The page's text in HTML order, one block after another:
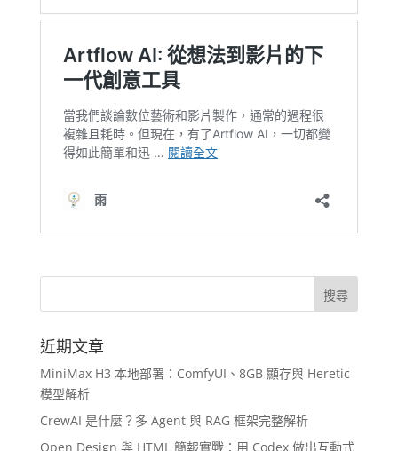
近期文章
MiniMax H3 本地部署：ComfyUI、8GB 顯存與 Heretic
模型解析
CrewAI 是什麼？多 Agent 與 RAG 框架完整解析
Open Design 與 HTML 簡報實戰：用 Codex 做出互動式